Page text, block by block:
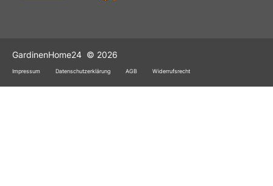
GardinenHome24 © 2026
Impressum Datenschutzerklärung AGB Widerrufsrecht